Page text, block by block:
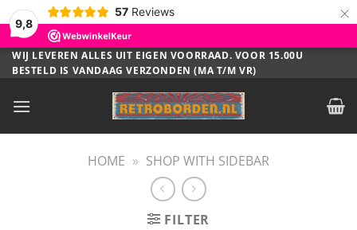
9,8
57 Reviews ×
Ga
naar
WIJ LEVEREN ALLES UIT EIGEN VOORRAAD. VOOR 15.00U
BESTELD IS VANDAAG VERZONDEN (MA T/M VR)
HOME » SHOP WITH SIDEBAR
FILTER